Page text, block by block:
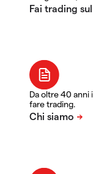
Da oltre 40 anni
fare trading.